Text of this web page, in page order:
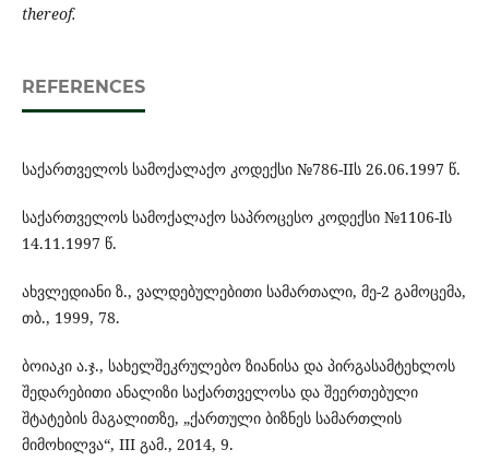
thereof.
REFERENCES
საქართველოს სამოქალაქო კოდექსი №786-IIს 26.06.1997 წ.
საქართველოს სამოქალაქო საპროცესო კოდექსი №1106-Iს
14.11.1997 წ.
ახვლედიანი ზ., ვალდებულებითი სამართალი, მე-2 გამოცემა,
თბ., 1999, 78.
ბოიაკი ა.ჯ., სახელშეკრულებო ზიანისა და პირგასამტეხლოს
შედარებითი ანალიზი საქართველოსა და შეერთებული
შტატების მაგალითზე, „ქართული ბიზნეს სამართლის
მიმოხილვა“, III გამ., 2014, 9.